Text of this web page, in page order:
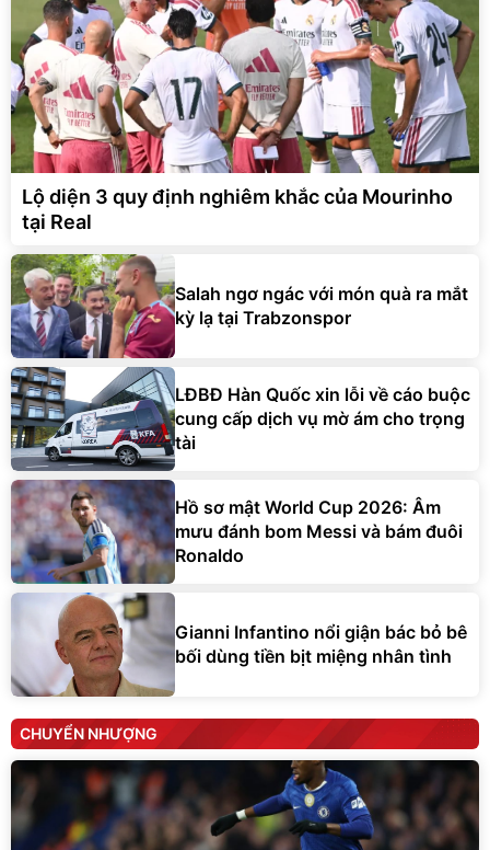
Lộ diện 3 quy định nghiêm khắc của Mourinho
tại Real
Salah ngơ ngác với món quà ra mắt
kỳ lạ tại Trabzonspor
LĐBĐ Hàn Quốc xin lỗi về cáo buộc
cung cấp dịch vụ mờ ám cho trọng
tài
Hồ sơ mật World Cup 2026: Âm
mưu đánh bom Messi và bám đuôi
Ronaldo
Gianni Infantino nổi giận bác bỏ bê
bối dùng tiền bịt miệng nhân tình
CHUYỂN NHƯỢNG